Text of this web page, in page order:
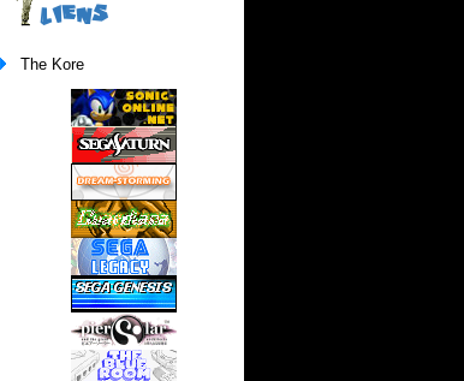
LIENS
The Kore